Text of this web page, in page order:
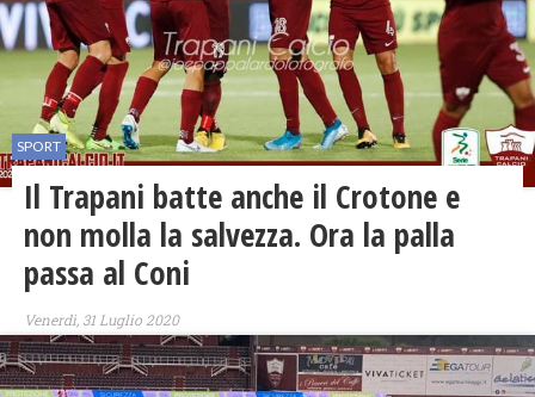
SPORT
Il Trapani batte anche il Crotone e
non molla la salvezza. Ora la palla
passa al Coni
Venerdì, 31 Luglio 2020